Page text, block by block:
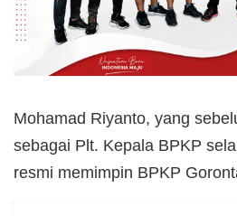
Mohamad Riyanto, yang
sebagai Plt. Kepala BPKP
resmi memimpin BPKP